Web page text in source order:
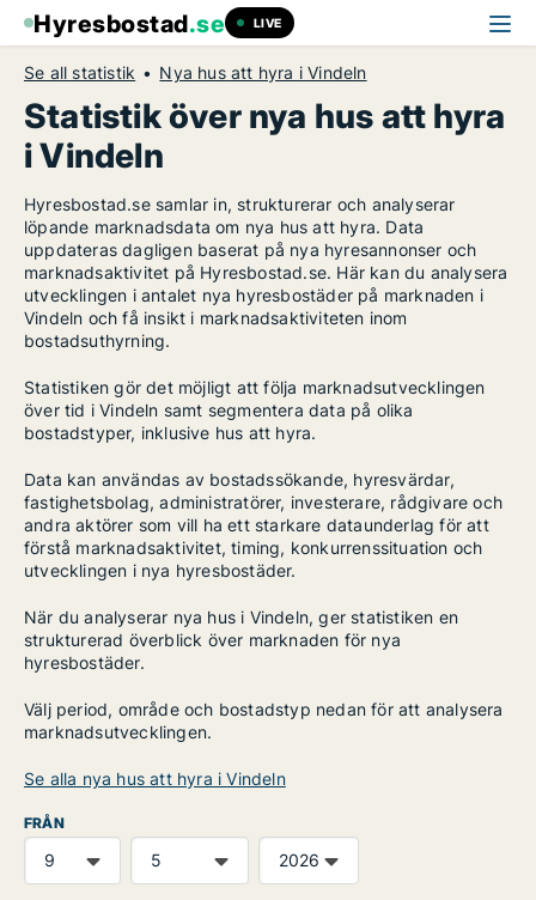
Hyresbostad.se LIVE
Se all statistik Nya hus att hyra i Vindeln
Statistik över nya hus att hyra
i Vindeln
Hyresbostad.se samlar in, strukturerar och analyserar
löpande marknadsdata om nya hus att hyra. Data
uppdateras dagligen baserat på nya hyresannonser och
marknadsaktivitet på Hyresbostad.se. Här kan du analysera
utvecklingen i antalet nya hyresbostäder på marknaden i
Vindeln och få insikt i marknadsaktiviteten inom
bostadsuthyrning.
Statistiken gör det möjligt att följa marknadsutvecklingen
över tid i Vindeln samt segmentera data på olika
bostadstyper, inklusive hus att hyra.
Data kan användas av bostadssökande, hyresvärdar,
fastighetsbolag, administratörer, investerare, rådgivare och
andra aktörer som vill ha ett starkare dataunderlag för att
förstå marknadsaktivitet, timing, konkurrenssituation och
utvecklingen i nya hyresbostäder.
När du analyserar nya hus i Vindeln, ger statistiken en
strukturerad överblick över marknaden för nya
hyresbostäder.
Välj period, område och bostadstyp nedan för att analysera
marknadsutvecklingen.
Se alla nya hus att hyra i Vindeln
FRÅN